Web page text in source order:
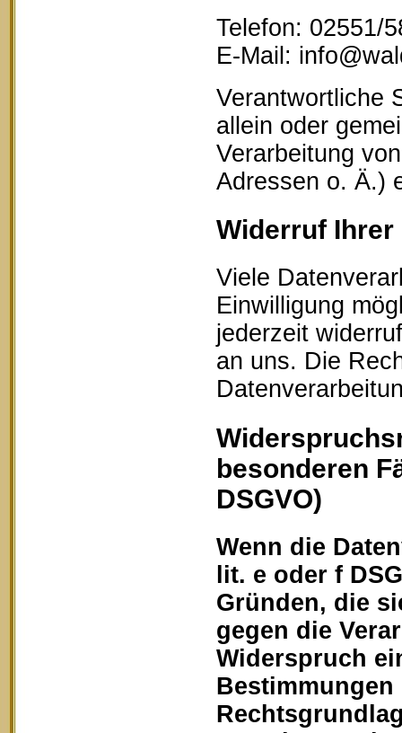
Telefon: 02551/
E-Mail:
Verantwortliche
allein oder
Verarbeitung
Adressen o. Ä.)
Widerruf
Viele
Einwilligung
jederzeit
an uns. Die
besonderen
DSGVO)
Wenn die
lit. e oder f
Gründen, die
gegen die
Widerspruch